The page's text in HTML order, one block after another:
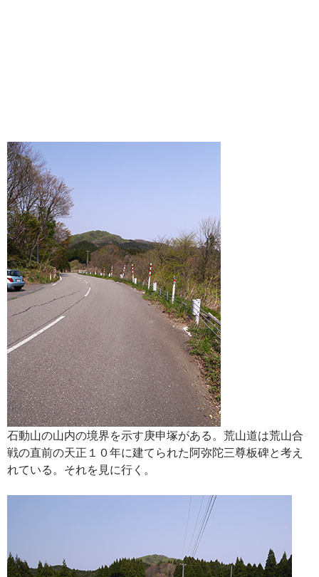
石動山の山内の境界を示す庚申塚がある。荒山道は荒山合
戦の直前の天正１０年に建てられた阿弥陀三尊板碑と考え
れている。それを見に行く。